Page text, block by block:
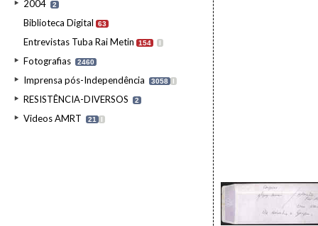
2004 2
Biblioteca Digital 63
Entrevistas Tuba Rai Metin 154 I
Fotografias 2460
Imprensa pós-Independência 3058 I
RESISTÊNCIA-DIVERSOS 2
Videos AMRT 21 I